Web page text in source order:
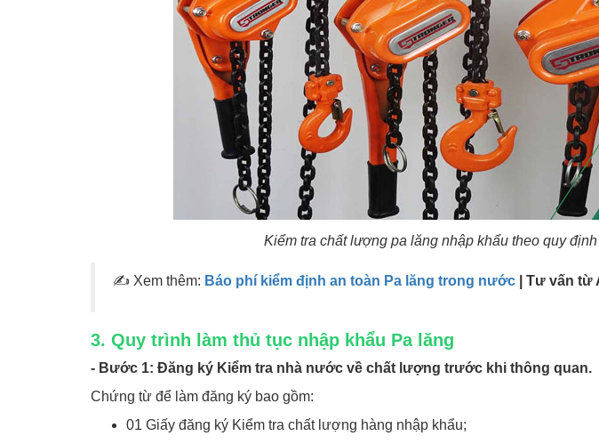
Kiểm tra chất lượng pa lăng nhập khẩu theo quy
✍ Xem thêm: Báo phí kiểm định an toàn Pa lăng trong nước | Tư vấn từ
3. Quy trình làm thủ tục nhập khẩu Pa lăng
- Bước 1: Đăng ký Kiểm tra nhà nước về chất lượng trước khi thông quan.
Chứng từ để làm đăng ký bao gồm:
01 Giấy đăng ký Kiểm tra chất lượng hàng nhập khẩu;